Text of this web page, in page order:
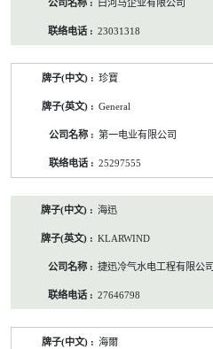
白河马企业有限公司
23031318
珍寶
General
第一电业有限公司
25297555
海迅
KLARWIND
捷迅冷气水电工程有限公司
27646798
海爾